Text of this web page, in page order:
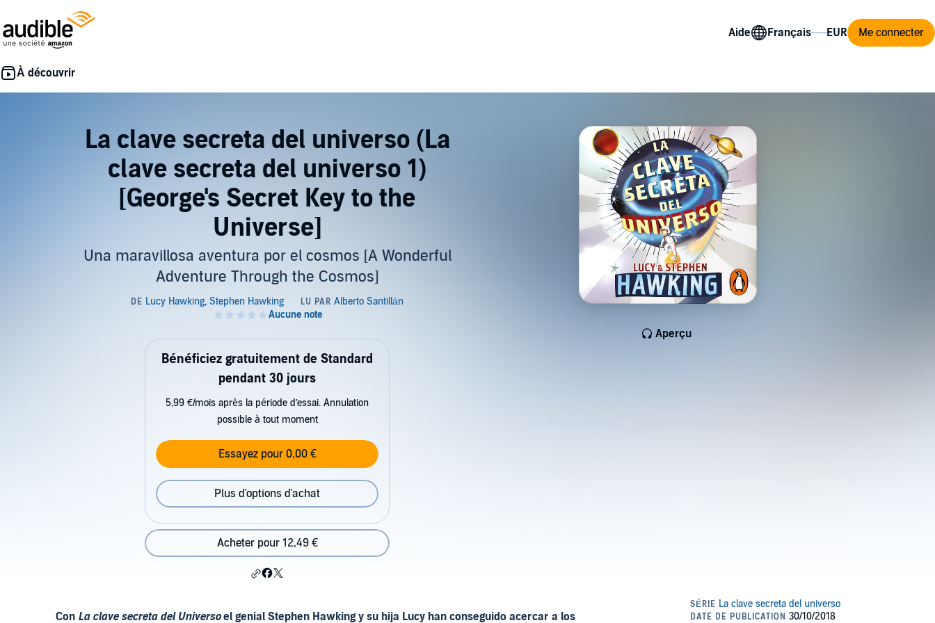
Aide Me connecter
La clave secreta del universo (La
clave secreta del universo 1)
[George's Secret Key to the
Universe]
Una maravillosa aventura por el cosmos [A Wonderful
Adventure Through the Cosmos]
Aperçu
Bénéficiez gratuitement de Standard
pendant 30 jours
5,99 €/mois après la période d’essai. Annulation
possible à tout moment
Essayez pour 0,00 €
Plus d'options d'achat
Acheter pour 12,49 €
Con La clave secreta del Universoel genial Stephen Hawking y su hija Lucy han conseguido acercar a los